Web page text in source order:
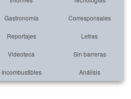
Gastronomía Corresponsales
Reportajes Letras
Videoteca Sin barreras
Incombustibles Análisis